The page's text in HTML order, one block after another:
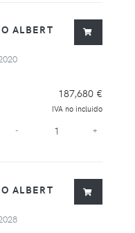
ALBERT
187,680 €
IVA no incluido
- +
ALBERT